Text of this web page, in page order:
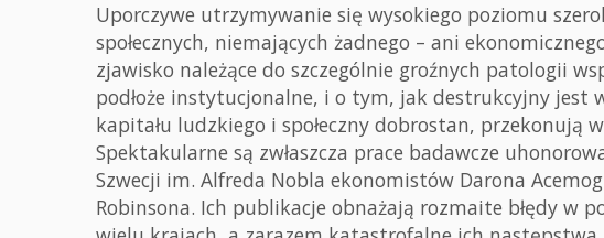
Uporczywe utrzymywanie się wysokiego poziomu
społecznych, niemających żadnego – ani
zjawisko należące do szczególnie groźnych patologii
podłoże instytucjonalne, i o tym, jak destrukcyjny jest
kapitału ludzkiego i społeczny dobrostan, przekonują
Spektakularne są zwłaszcza prace badawcze
Szwecji im. Alfreda Nobla ekonomistów Darona
Robinsona. Ich publikacje obnażają rozmaite błędy w